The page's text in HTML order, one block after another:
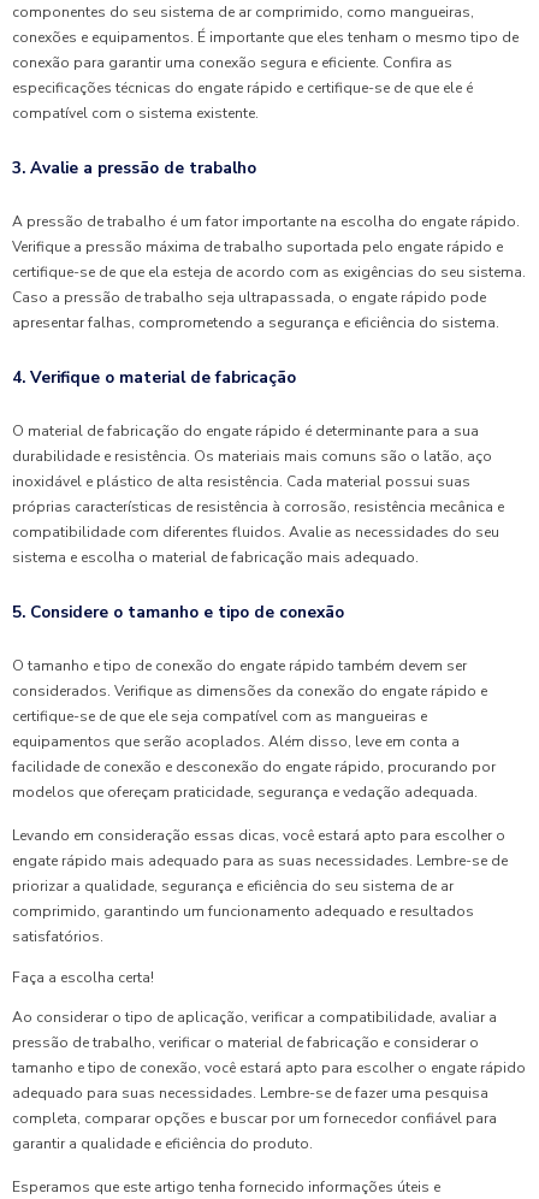
componentes do seu sistema de ar comprimido, como mangueiras,
conexões e equipamentos. É importante que eles tenham o mesmo tipo de
conexão para garantir uma conexão segura e eficiente. Confira as
especificações técnicas do engate rápido e certifique-se de que ele é
compatível com o sistema existente.
3. Avalie a pressão de trabalho
A pressão de trabalho é um fator importante na escolha do engate rápido.
Verifique a pressão máxima de trabalho suportada pelo engate rápido e
certifique-se de que ela esteja de acordo com as exigências do seu sistema.
Caso a pressão de trabalho seja ultrapassada, o engate rápido pode
apresentar falhas, comprometendo a segurança e eficiência do sistema.
4. Verifique o material de fabricação
O material de fabricação do engate rápido é determinante para a sua
durabilidade e resistência. Os materiais mais comuns são o latão, aço
inoxidável e plástico de alta resistência. Cada material possui suas
próprias características de resistência à corrosão, resistência mecânica e
compatibilidade com diferentes fluidos. Avalie as necessidades do seu
sistema e escolha o material de fabricação mais adequado.
5. Considere o tamanho e tipo de conexão
O tamanho e tipo de conexão do engate rápido também devem ser
considerados. Verifique as dimensões da conexão do engate rápido e
certifique-se de que ele seja compatível com as mangueiras e
equipamentos que serão acoplados. Além disso, leve em conta a
facilidade de conexão e desconexão do engate rápido, procurando por
modelos que ofereçam praticidade, segurança e vedação adequada.
Levando em consideração essas dicas, você estará apto para escolher o
engate rápido mais adequado para as suas necessidades. Lembre-se de
priorizar a qualidade, segurança e eficiência do seu sistema de ar
comprimido, garantindo um funcionamento adequado e resultados
satisfatórios.
Faça a escolha certa!
Ao considerar o tipo de aplicação, verificar a compatibilidade, avaliar a
pressão de trabalho, verificar o material de fabricação e considerar o
tamanho e tipo de conexão, você estará apto para escolher o engate rápido
adequado para suas necessidades. Lembre-se de fazer uma pesquisa
completa, comparar opções e buscar por um fornecedor confiável para
garantir a qualidade e eficiência do produto.
Esperamos que este artigo tenha fornecido informações úteis e